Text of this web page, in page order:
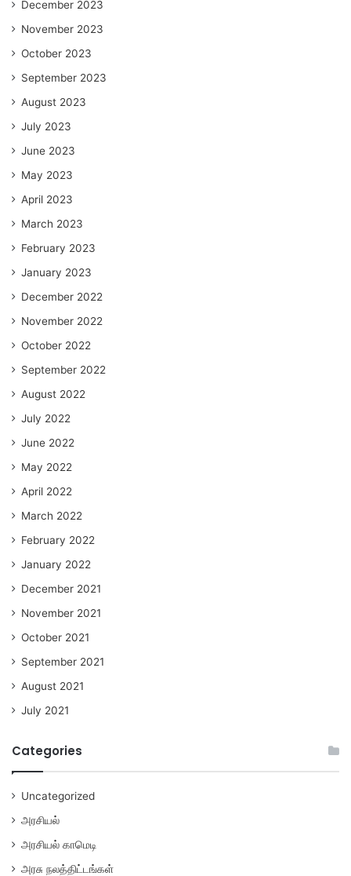
December 2023
November 2023
October 2023
September 2023
August 2023
July 2023
June 2023
May 2023
April 2023
March 2023
February 2023
January 2023
December 2022
November 2022
October 2022
September 2022
August 2022
July 2022
June 2022
May 2022
April 2022
March 2022
February 2022
January 2022
December 2021
November 2021
October 2021
September 2021
August 2021
July 2021
Categories
Uncategorized
அரசியல்
அரசியல் காமெடி
அரசு நலத்திட்டங்கள்